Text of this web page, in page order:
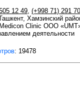
12 49, (+998 71) 291
Хамзинский
Clinic OOO
деятельности
: 19478